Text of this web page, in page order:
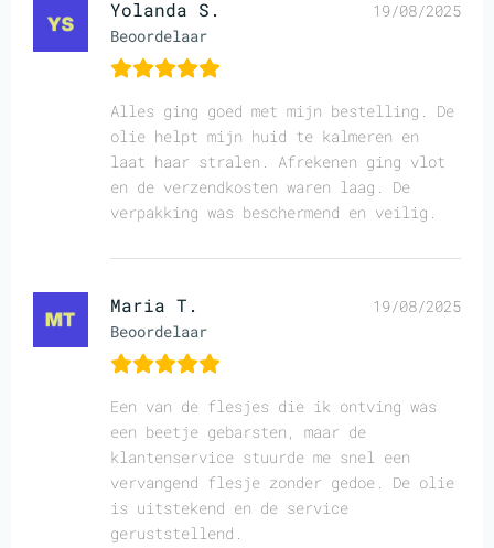
Yolanda S.
Beoordelaar
19/08/2025
Alles ging goed met mijn bestelling. De
olie helpt mijn huid te kalmeren en
laat haar stralen. Afrekenen ging vlot
en de verzendkosten waren laag. De
verpakking was beschermend en veilig.
Maria T.
Beoordelaar
19/08/2025
Een van de flesjes die ik ontving was
een beetje gebarsten, maar de
klantenservice stuurde me snel een
vervangend flesje zonder gedoe. De olie
is uitstekend en de service
geruststellend.